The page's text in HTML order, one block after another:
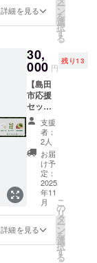
限り掲
載 ・掲
字のみ
です(10
文字以
内)。エ
ンドク
レジッ
トでの
文字サ
イズの
イメー
ジを、
以下の
リンク
(YouTub
いま
す。お
項：支
援時、
掲載を
希望さ
れるお
名前を
ご記入
くださ
い。
との出
世界に
たった
の羽織
です。 *
羽織は
リサイ
クル品
ですの
で、多
少のほ
つれや
使用感
がある
場合が
ます。
あらか
限：
3月 ・
会場ま
での交
通費は
ご支援
者様負
担とな
りま
す。 ・
当日
は、空
円が発
行する
チケッ
トをお
持ちの
うえ、
限付
き）※1
・島田
ティー
バック
(缶)※2
・エン
ドロー
ルクレ
ジット
(小)※3
※1 2025
年10月1
（水）
〜2026
年7月31
（金）
までの
詳細を見る ー
ン
を
選
択
す
る
30,
000 円
残り13
【島田
市応援
セッ
ト】 ・
茶コー
(240ml)
3本 ・
ティー
バッグ
（缶）
※1 ・作
法動画
※2 ・エ
ンド
ロール
支援
者：
2人
お届
け予
定：
2025
年11
月
詳細を見る
こ
の
リ
タ
ー
ン
を
選
択
す
る